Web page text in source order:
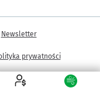
- wroclaw.pl
Newsletter
prywatności